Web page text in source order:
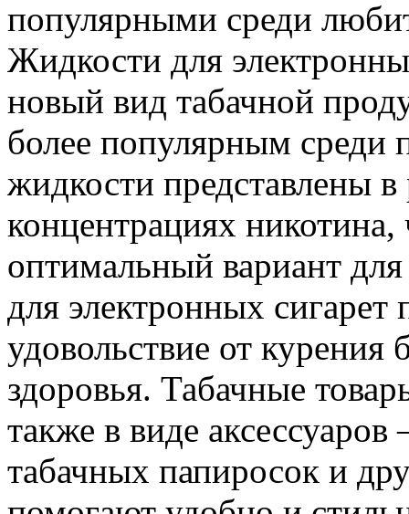
популярными среди
Жидкости для
новый вид табачной
более популярным среди
жидкости представлены
концентрациях никотина,
оптимальный вариант
для электронных сигарет
удовольствие от курения
здоровья. Табачные
также в виде аксессуаров
табачных папиросок и